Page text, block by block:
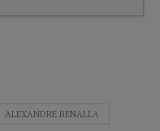
ALEXANDRE BENALLA